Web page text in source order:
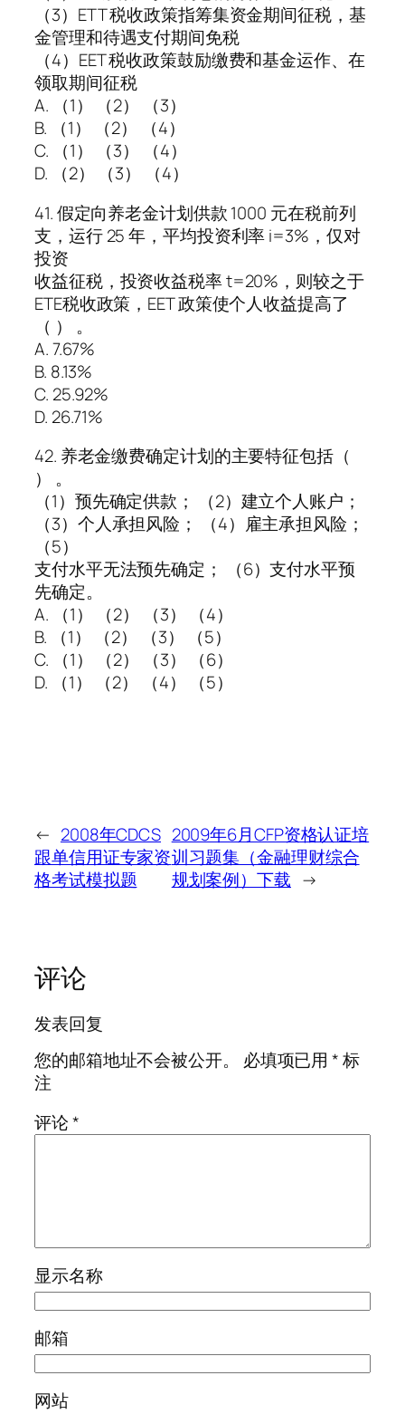
（3）ETT 税收政策指筹集资金期间征税，基
金管理和待遇支付期间免税
（4）EET 税收政策鼓励缴费和基金运作、在
领取期间征税
A. （1） （2） （3）
B. （1） （2） （4）
C. （1） （3） （4）
D. （2） （3） （4）
41. 假定向养老金计划供款 1000 元在税前列
支，运行 25 年，平均投资利率 i=3%，仅对
投资
收益征税，投资收益税率 t=20%，则较之于
ETE税收政策，EET 政策使个人收益提高了
（ ） 。
A. 7.67%
B. 8.13%
C. 25.92%
D. 26.71%
42. 养老金缴费确定计划的主要特征包括（
） 。
（1）预先确定供款； （2）建立个人账户；
（3）个人承担风险； （4）雇主承担风险；
（5）
支付水平无法预先确定； （6）支付水平预
先确定。
A. （1） （2） （3） （4）
B. （1） （2） （3） （5）
C. （1） （2） （3） （6）
D. （1） （2） （4） （5）
← 2008年CDCS
跟单信用证专家资
格考试模拟题
2009年6月CFP资格认证培
训习题集（金融理财综合
规划案例）下载 →
评论
发表回复
您的邮箱地址不会被公开。
必填项已用*标
注
评论*
显示名称
邮箱
网站